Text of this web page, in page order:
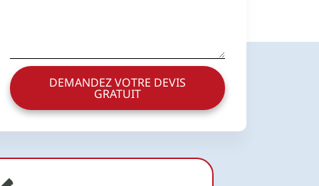
DEMANDEZ VOTRE DEVIS
GRATUIT